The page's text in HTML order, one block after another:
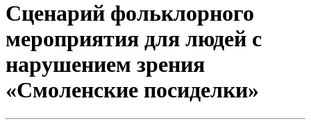
Сценарий фольклорного
мероприятия для людей с
нарушением зрения
«Смоленские посиделки»